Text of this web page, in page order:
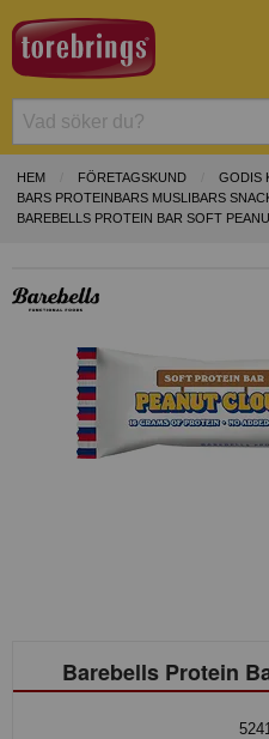
HEM FÖRETAGSKUND
GODIS
BARS PROTEINBARS MUSLIBARS
BAREBELLS PROTEIN BAR SOFT
Barebells Protein